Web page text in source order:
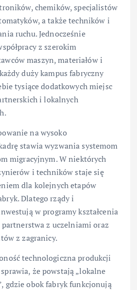
chemików, specjalistów
a także techników i
ruchu. Jednocześnie
z szerokim
maszyn, materiałów i
duży kampus fabryczny
tysiące dodatkowych miejsc
i lokalnych
na wysoko
stawia wyzwania systemom
migracyjnym. W niektórych
i techników staje się
dla kolejnych etapów
Dlatego rządy i
w programy kształcenia
z uczelniami oraz
z zagranicy.
technologiczna produkcji
że powstają „lokalne
gdzie obok fabryk funkcjonują